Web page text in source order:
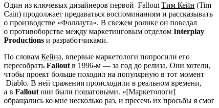
Один из ключевых дизайнеров первой Fallout Тим Кейн (Tim
Cain) продолжает предаваться воспоминаниям и рассказывать
о производстве «Фоллаута». В свежем ролике он поведал
о противоборстве между маркетинговым отделом Interplay
Productions и разработчиками.
По словам Кейна, впервые маркетологи попросили его
пересобрать Fallout в 1996-м — за год до релиза. Они хотели,
чтобы проект больше походил на популярную в тот момент
Diablo. В ней сражения происходили в реальном времени,
а в Fallout они были пошаговыми. «[Маркетологи]
обращались ко мне несколько раз, и пресечь их просьбы я смог